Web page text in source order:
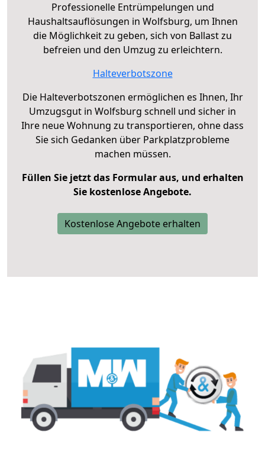
Professionelle Entrümpelungen und
Haushaltsauflösungen in Wolfsburg, um Ihnen
die Möglichkeit zu geben, sich von Ballast zu
befreien und den Umzug zu erleichtern.
Halteverbotszone
Die Halteverbotszonen ermöglichen es Ihnen, Ihr
Umzugsgut in Wolfsburg schnell und sicher in
Ihre neue Wohnung zu transportieren, ohne dass
Sie sich Gedanken über Parkplatzprobleme
machen müssen.
Füllen Sie jetzt das Formular aus, und erhalten
Sie kostenlose Angebote.
Kostenlose Angebote erhalten